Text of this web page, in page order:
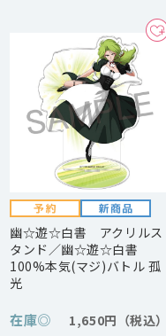
幽☆遊☆白書 アクリルス
タンド／幽☆遊☆白書
100%本気(マジ)バトル 孤
光
在庫◎ 1,650円